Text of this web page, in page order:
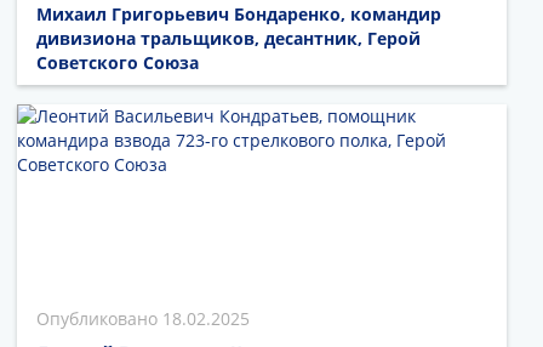
Михаил Григорьевич Бондаренко, командир
дивизиона тральщиков, десантник, Герой
Советского Союза
18.02.2025